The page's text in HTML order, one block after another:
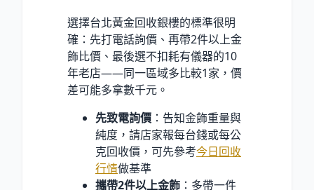
選擇台北黃金回收銀樓的標準很明
確：先打電話詢價、再帶2件以上金
飾比價、最後選不扣耗有儀器的10
年老店——同一區域多比較1家，價
差可能多拿數千元。
先致電詢價 ：告知金飾重量與
純度，請店家報每台錢或每公
克回收價，可先參考今日回收
行情做基準
攜帶2件以上金飾 ：多帶一件